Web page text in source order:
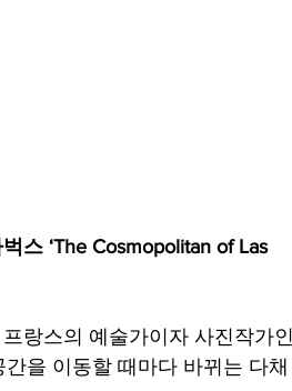
스 ‘The Cosmopolitan of Las
랑스의 예술가이자 사진작가인
을 이동할 때마다 바뀌는 다채